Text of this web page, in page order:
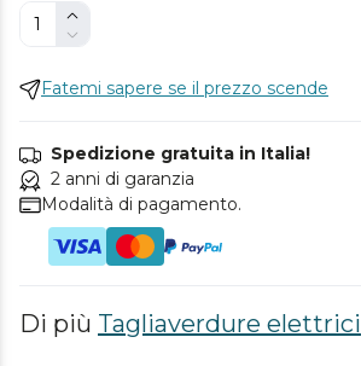
Fatemi sapere se il prezzo scende
Spedizione gratuita in Italia!
2 anni di garanzia
Modalità di pagamento.
Di più Tagliaverdure elettrici